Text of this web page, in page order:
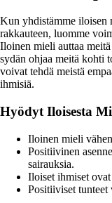
Kun yhdistämme iloisen
rakkauteen, luomme
Iloinen mieli auttaa
sydän ohjaa meitä kohti
voivat tehdä meistä
ihmisiä.
Hyödyt Iloisesta
Iloinen mieli
Positiivinen
sairauksia.
Iloiset ihmiset
Positiiviset tunteet